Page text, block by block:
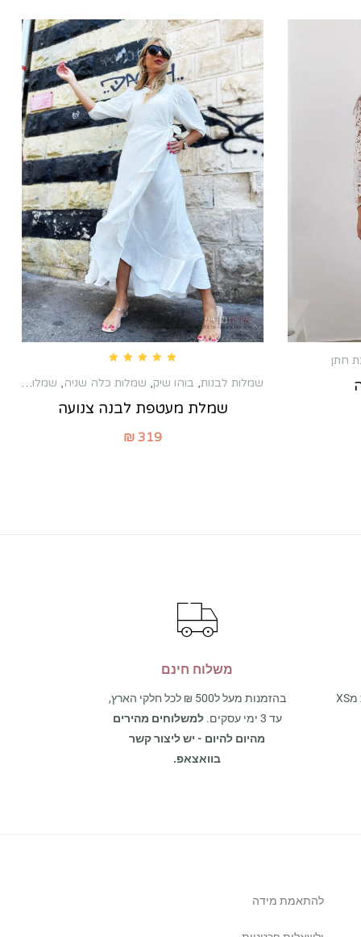
חתן
שמלות לבנות, בוהו שיק, שמלות כלה שניה, שמלות לברית לאמא
שמלת מעטפת לבנה צנועה
₪ 319
אצלנו תמצאו את כל מגוון המידות מXS
משלוח חינם
בהזמנות מעל ל500 ₪ לכל חלקי הארץ,
עד 3 ימי עסקים.
למשלוחים מהירים
מהיום להיום - יש ליצור קשר
בוואצאפ.
להתאמת מידה